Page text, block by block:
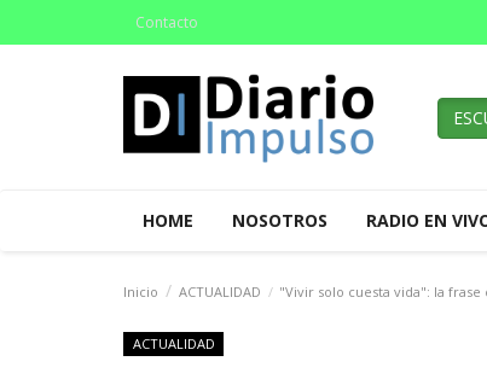
Contacto
HOME NOSOTROS RADIO EN
Inicio ACTUALIDAD "Vivir solo cuesta vida": la
ACTUALIDAD